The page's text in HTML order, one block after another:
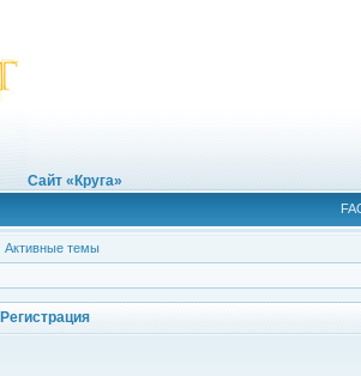
Сайт «Круга»
Активные темы